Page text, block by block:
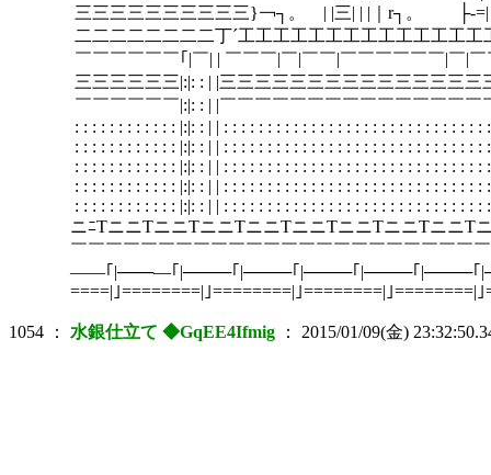
三三三三三三三三三三}￢┐。 | |三| | |｜r┐。 ├‐=| |
二二二二二二二二丁´工工工工工工工工工工工工工工
￣￣￣￣￣￣｢|￣| | ￣￣￣|￣|￣￣|￣￣￣￣￣￣|￣|￣
三三三三三三|:|: : | |三三三三三三三三三三三三三三三
￣￣￣￣￣￣|:|: : | |￣￣￣￣￣￣￣￣￣￣￣￣￣￣￣
: : : : : : : : : : : : |:|: : | | : : : : : : : : : : : : : : : : : : : : : : : : : : : : : :
: : : : : : : : : : : : |:|: : | | : : : : : : : : : : : : : : : : : : : : : : : : : : : : : :
: : : : : : : : : : : : |:|: : | | : : : : : : : : : : : : : : : : : : : : : : : : : : : : : :
: : : : : : : : : : : : |:|: : | | : : : : : : : : : : : : : : : : : : : : : : : : : : : : : :
: : : : : : : : : : : : |:|: : | | : : : : : : : : : : : : : : : : : : : : : : : : : : : : : :
ニﾆTニニTニニTニニTニニTニニTニニTニニTニニT
￣￣￣￣￣￣￣￣￣￣￣￣￣￣￣￣￣￣￣￣￣￣￣
――｢|───―｢|────｢|────｢|────｢|────｢|────
====|｣========|｣========|｣========|｣========|
1054 ： 水銀仕立て ◆GqEE4Ifmig ： 2015/01/09(金)